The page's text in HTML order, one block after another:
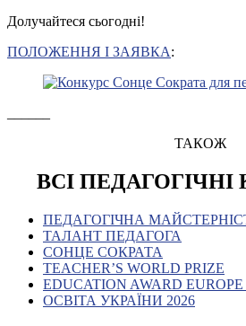
Долучайтеся сьогодні!
ПОЛОЖЕННЯ І ЗАЯВКА:
ТАКОЖ
ВСІ
ПЕДАГОГІЧНА
ТАЛАНТ ПЕДАГОГА
СОНЦЕ СОКРАТА
TEACHER’S WORLD PRIZE
EDUCATION AWARD EUROPE
ОСВІТА УКРАЇНИ 2026